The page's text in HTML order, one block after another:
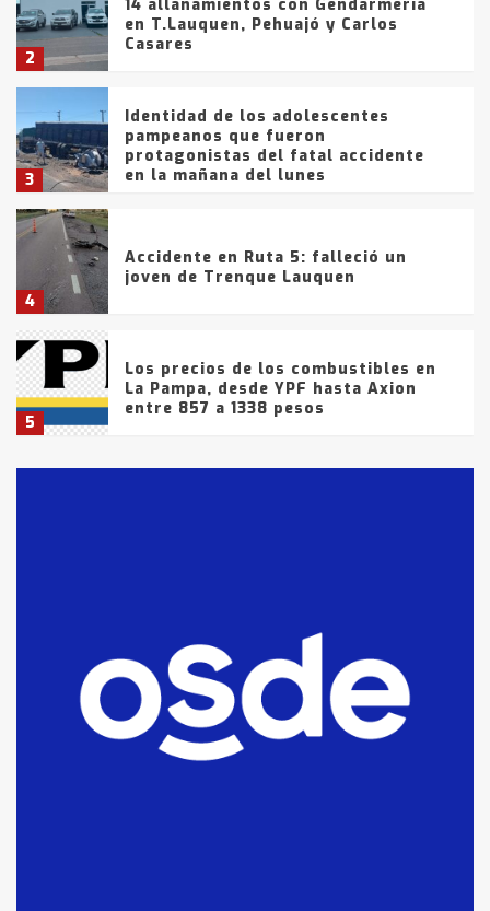
2
14 allanamientos con Gendarmería
en T.Lauquen, Pehuajó y Carlos
Casares
3
Identidad de los adolescentes
pampeanos que fueron
protagonistas del fatal accidente
en la mañana del lunes
4
Accidente en Ruta 5: falleció un
joven de Trenque Lauquen
5
Los precios de los combustibles en
La Pampa, desde YPF hasta Axion
entre 857 a 1338 pesos
fueron detenidos por
comercialización de drogas en la
tarde del sábado
T.Lauquen: se vendió el edificio de
lo que fue la planta Industrial del